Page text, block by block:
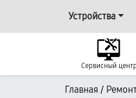
Устройства
Сервисный центр
Главная /